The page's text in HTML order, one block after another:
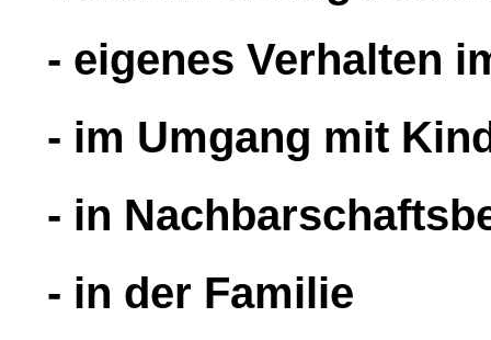
- eigenes Verhalten
- im Umgang mit
- in
- in der Familie